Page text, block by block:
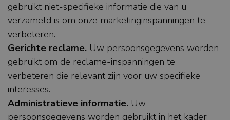
gebruikt niet-specifieke informatie die van u
verzameld is om onze marketinginspanningen te
verbeteren.
Gerichte reclame. Uw persoonsgegevens worden
gebruikt om de reclame-inspanningen te
verbeteren die relevant zijn voor uw specifieke
interesses.
Administratieve informatie. Uw
persoonsgegevens worden gebruikt in het kader